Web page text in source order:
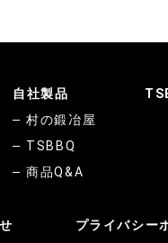
自社製品
村の鍛冶屋
TSBBQ
商品Q&A
プライバシー